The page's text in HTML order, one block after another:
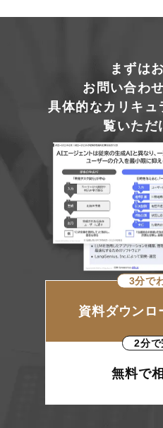
まずは
お問い合わ
具体的なカリキュ
覧いただ
3分で
資料ダウンロ
2分で
無料で